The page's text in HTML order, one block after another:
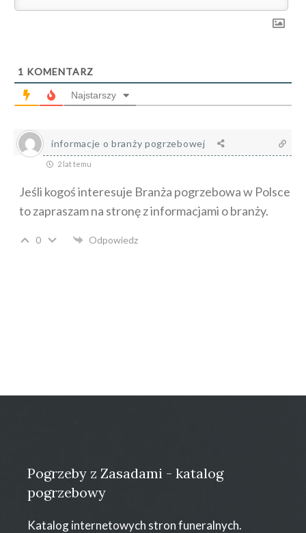
1 KOMENTARZ
Najstarszy
informacje o branży pogrzebowej
2 lat temu
Jeśli kogoś interesuje Branża pogrzebowa w Polsce
to zapraszam na stronę z informacjami o branży.
0 Odpowiedz
Pogrzeby z Zasadami - katalog
pogrzebowy
Katalog internetowych stron funeralnych.